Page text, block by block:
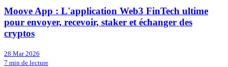
Moove App : L'application Web3 FinTech ultime
pour envoyer, recevoir, staker et échanger des
cryptos
28 Mar 2026
7 min de lecture